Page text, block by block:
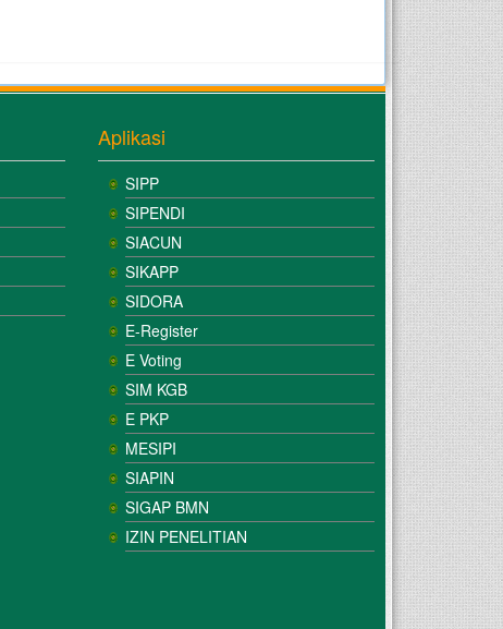
Aplikasi
SIPP
SIPENDI
SIACUN
SIKAPP
SIDORA
E-Register
E Voting
SIM KGB
E PKP
MESIPI
SIAPIN
SIGAP BMN
IZIN PENELITIAN